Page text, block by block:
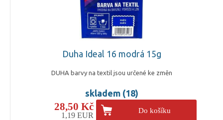
Duha Ideal 16 modrá 15g
DUHA barvy na textil jsou určené ke změn
skladem (18)
28,50 Kč
1,19 EUR
Do košíku